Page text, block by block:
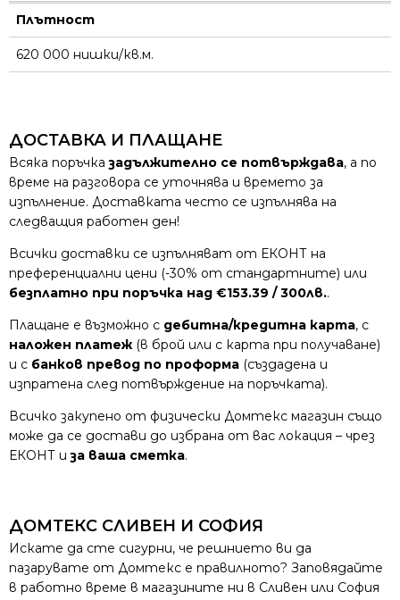
Плътност
620 000 нишки/кв.м.
ДОСТАВКА И ПЛАЩАНЕ
Всяка поръчказадължително се потвърждава, а по
време на разговора се уточнява и времето за
изпълнение. Доставката често се изпълнява на
следващия работен ден!
Всички доставки се изпълняват от ЕКОНТ на
преференциални цени (-30% от стандартните) или
безплатно при поръчка над €153.39 / 300лв..
Плащане е възможно с дебитна/кредитна карта, с
наложен платеж (в брой или с карта при получаване)
и с банков превод по проформа (създадена и
изпратена след потвърждение на поръчката).
Всичко закупено от физически Домтекс магазин също
може да се достави до избрана от вас локация – чрез
ЕКОНТ иза ваша сметка.
ДОМТЕКС СЛИВЕН И СОФИЯ
Искате да сте сигурни, че решнието ви да
пазарувате от Домтекс е правилното? Заповядайте
в работно време в магазините ни в Сливен или София